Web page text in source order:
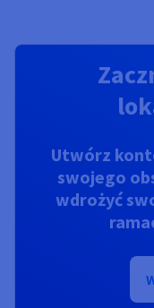
Utwórz
swojego
wdrożyć